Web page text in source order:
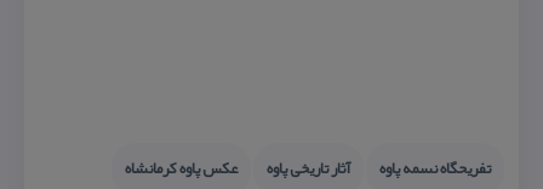
تفریحگاه نسمه پاوه آثار تاریخی پاوه
عكس پاوه كرمانشاه